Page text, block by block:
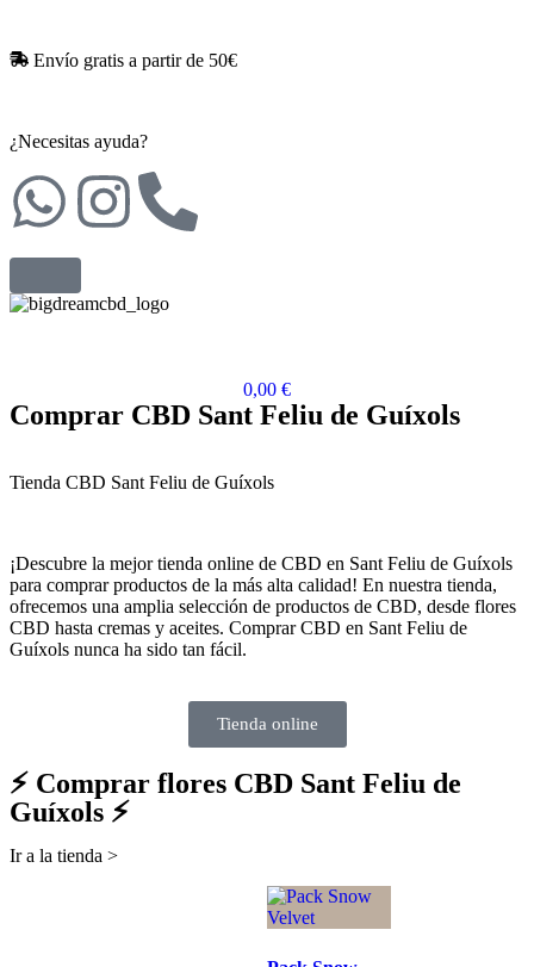
Envío gratis a partir de 50€​
¿Necesitas ayuda?
0,00 €
Comprar CBD Sant Feliu de Guíxols
Tienda CBD Sant Feliu de Guíxols
¡Descubre la mejor tienda online de CBD en Sant Feliu de Guíxols
para comprar productos de la más alta calidad! En nuestra tienda,
ofrecemos una amplia selección de productos de CBD, desde flores
CBD hasta cremas y aceites. Comprar CBD en Sant Feliu de
Guíxols nunca ha sido tan fácil.
Tienda online
⚡ Comprar flores CBD Sant Feliu de
Guíxols ⚡
Ir a la tienda >